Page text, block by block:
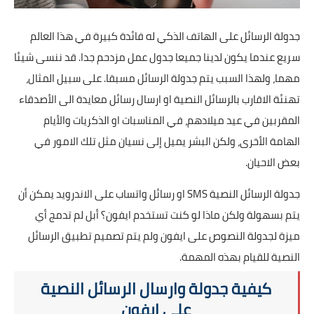
العملات الرقمية
جدولة الرسائل على الهاتف الذكي له فائدة كبيرة في هذا العالم
سريع عندما يكون لدينا جميعا جدول عمل مزدحم جدا. قد ننسى شيئا
مهما، ولهذا السبب يتم جدولة الرسائل مسبقا. على سبيل المثال،
تهنئة الاقارب بالرسائل النصية او ارسال رسائل معايدة الى الأصدقاء
المقربين في عيد ميلادهم، في المناسبات او الذكريات والأيام
الهامة الأخرى، ولكن البشر يميل إلى نسيان مثل تلك الامور في
بعض الاحيان.
جدولة الرسائل النصية SMS او رسائل واتساب على الاندرويد يمكن أن
يتم بسهولة ولكن ماذا لو كنت تستخدم ايفون؟ أبل لم تدمج أي
ميزة لجدولة النصوص على ايفون ولم يتم تصميم تطبيق الرسائل
النصية للقيام بهذه المهمة.
كيفية جدولة وارسال الرسائل النصية